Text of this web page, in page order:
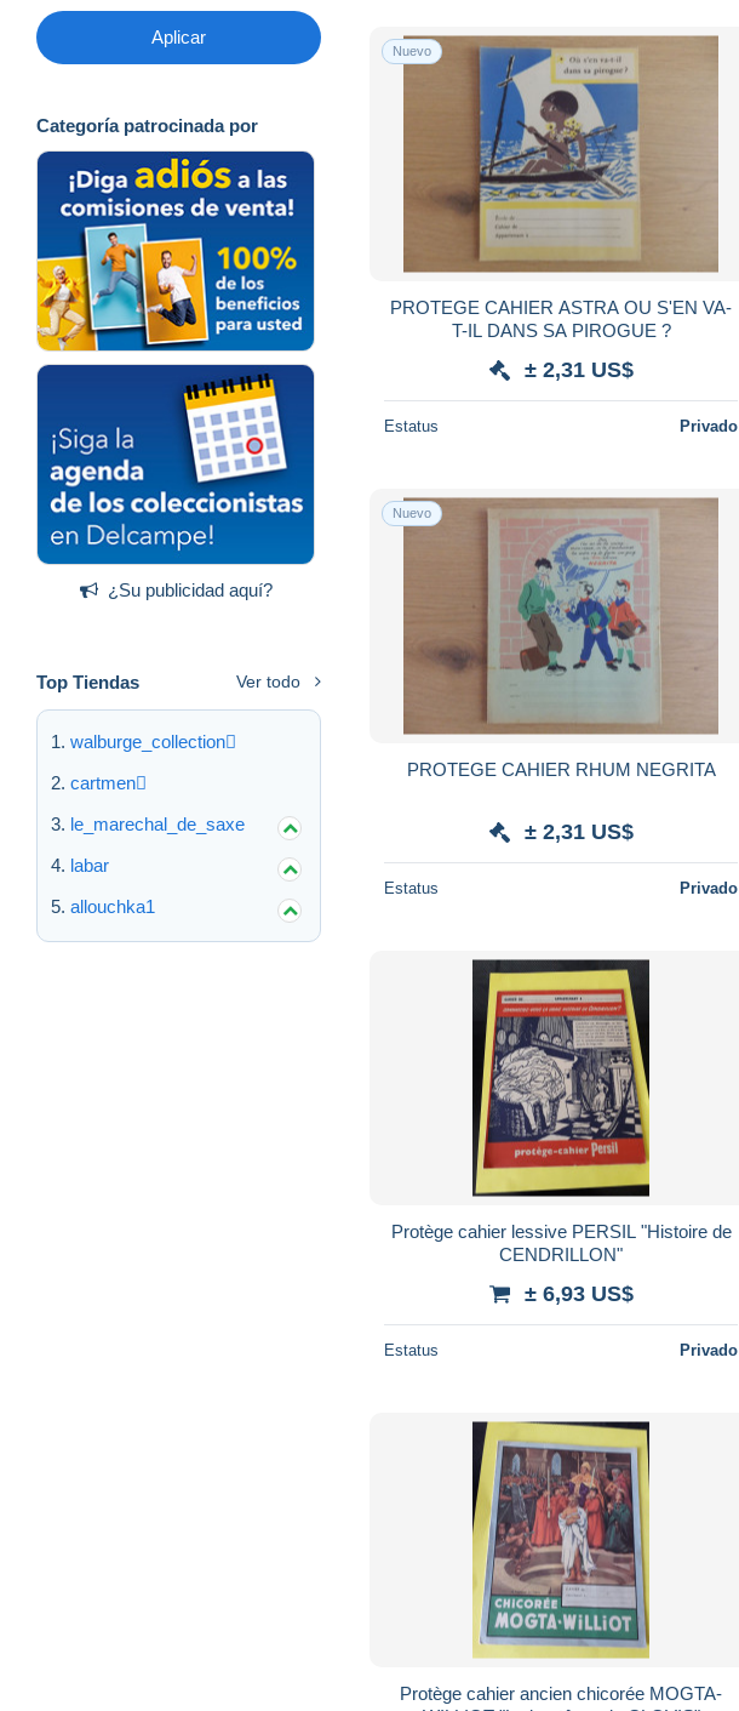
Aplicar
Categoría patrocinada por
¿Su publicidad aquí?
Top Tiendas Ver todo
walburge_collection
cartmen
le_marechal_de_saxe
labar
allouchka1
Nuevo
PROTEGE CAHIER ASTRA OU S'EN VA-
T-IL DANS SA PIROGUE ?
± 2,31 US$
Estatus Privado
Nuevo
PROTEGE CAHIER RHUM NEGRITA
± 2,31 US$
Estatus Privado
Protège cahier lessive PERSIL "Histoire de
CENDRILLON"
± 6,93 US$
Estatus Privado
Protège cahier ancien chicorée MOGTA-